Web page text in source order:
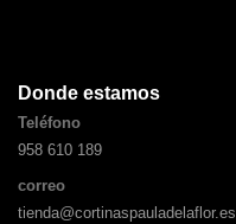
Donde estamos
Teléfono
958 610 189
correo
tienda@cortinaspauladelaflor.es